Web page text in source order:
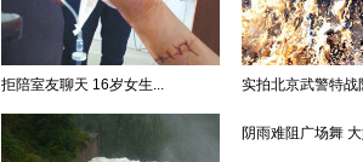
拒陪室友聊天 16岁女生... 实拍北京武警特战
阴雨难阻广场舞